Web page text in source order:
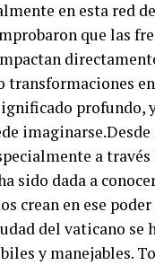
en esta red
que las
profundo,
a
sido dada a
crean en ese
del vaticano
y manejables.